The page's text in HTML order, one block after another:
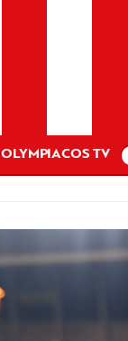
OLYMPIACOS TV